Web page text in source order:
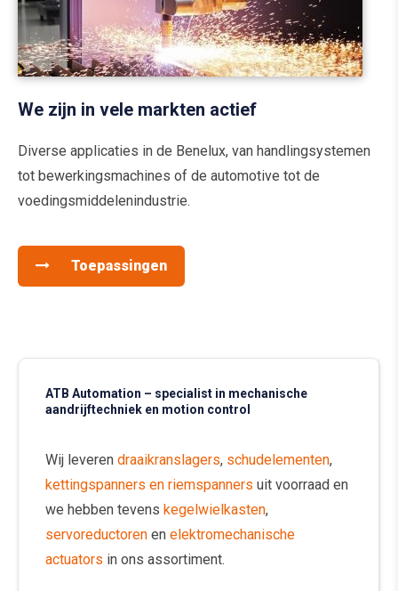
We zijn in vele markten actief
Diverse applicaties in de Benelux, van handlingsystemen
tot bewerkingsmachines of de automotive tot de
voedingsmiddelenindustrie.
Toepassingen
ATB Automation – specialist in mechanische
aandrijftechniek en motion control
Wij leveren draaikranslagers, schudelementen,
kettingspanners en riemspanners uit voorraad en
we hebben tevens kegelwielkasten,
servoreductoren en elektromechanische
actuators in ons assortiment.